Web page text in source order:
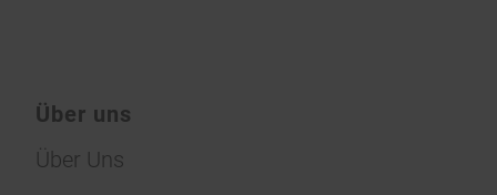
Über uns
Über Uns